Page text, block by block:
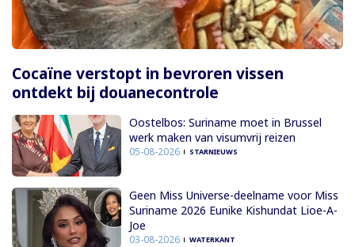
Cocaïne verstopt in bevroren vissen
ontdekt bij douanecontrole
Oostelbos: Suriname moet in Brussel
werk maken van visumvrij reizen
05-08-2026 STARNIEUWS
Geen Miss Universe-deelname voor Miss
Suriname 2026 Eunike Kishundat Lioe-A-
Joe
03-08-2026 WATERKANT